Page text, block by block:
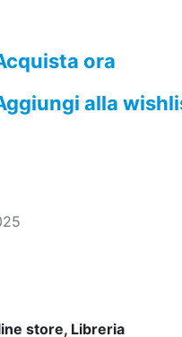
ora
alla
store, Libreria